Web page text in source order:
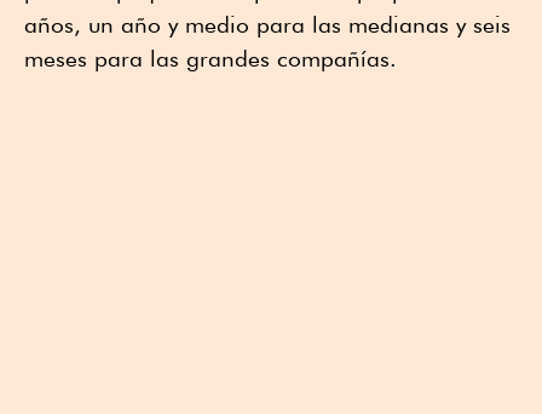
años, un año y medio para las medianas y seis
meses para las grandes compañías.